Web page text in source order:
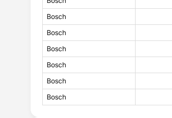
Bosch
Bosch
Bosch
Bosch
Bosch
Bosch